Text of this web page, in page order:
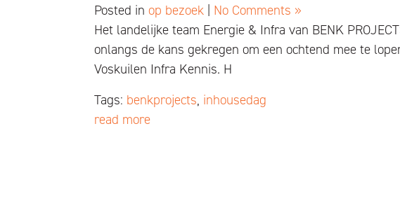
Posted in op bezoek | No Comments »
Het landelijke team Energie & Infra van BENK
onlangs de kans gekregen om een ochtend mee te
Voskuilen Infra Kennis. H
Tags: benkprojects, inhousedag
read more